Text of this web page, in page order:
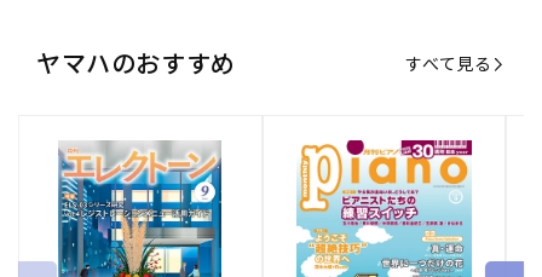
ヤマハのおすすめ すべて見る